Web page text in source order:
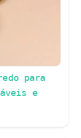
para
e